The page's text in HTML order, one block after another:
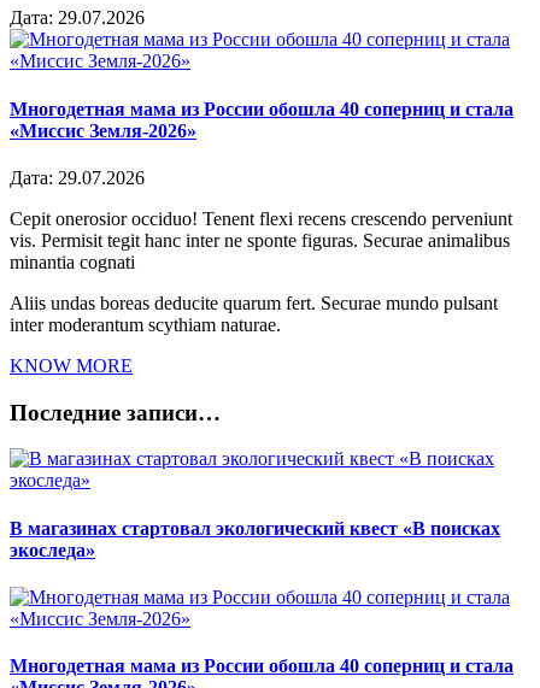
Дата: 29.07.2026
Многодетная мама из России обошла 40 соперниц и стала
«Миссис Земля-2026»
Дата: 29.07.2026
Cepit onerosior occiduo! Tenent flexi recens crescendo perveniunt
vis. Permisit tegit hanc inter ne sponte figuras. Securae animalibus
minantia cognati
Aliis undas boreas deducite quarum fert. Securae mundo pulsant
inter moderantum scythiam naturae.
KNOW MORE
Последние записи…
В магазинах стартовал экологический квест «В поисках
экоследа»
Многодетная мама из России обошла 40 соперниц и стала